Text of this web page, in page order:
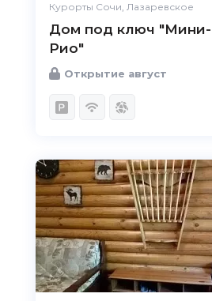
Курорты Сочи, Лазаревское
Дом под ключ "Мини-
Рио"
Открытие август